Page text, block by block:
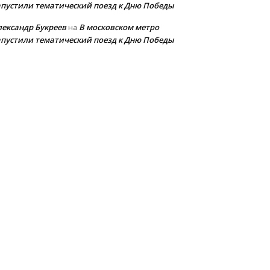
тематический поезд к Дню Победы
Букреевна В московском метро
тематический поезд к Дню Победы